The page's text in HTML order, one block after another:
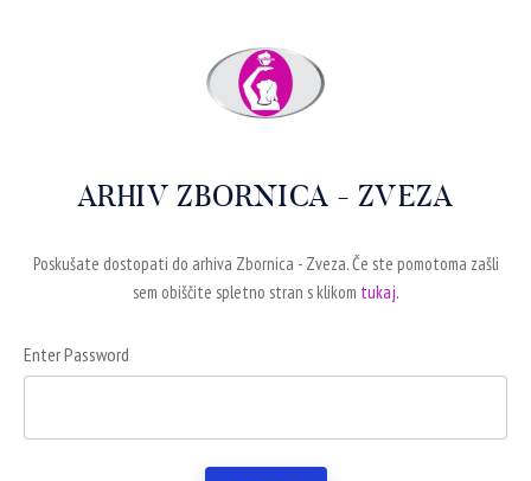
ARHIV ZBORNICA - ZVEZA
Poskušate dostopati do arhiva Zbornica - Zveza. Če ste pomotoma zašli
sem obiščite spletno stran s klikom tukaj.
Enter Password